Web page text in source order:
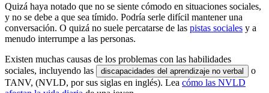
Quizá haya notado que no se siente cómodo en situaciones sociales,
y no se debe a que sea tímido. Podría serle difícil mantener una
conversación. O quizá no suele percatarse de las pistas sociales y a
menudo interrumpe a las personas.
Existen muchas causas de los problemas con las habilidades
sociales, incluyendo las
discapacidades del aprendizaje no verbal
o
TANV, (NVLD, por sus siglas en inglés). Lea cómo las NVLD